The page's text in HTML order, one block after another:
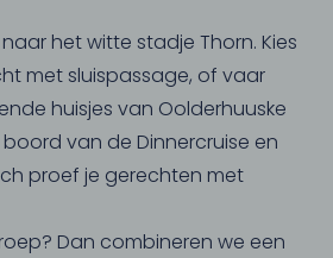
het witte stadje Thorn. Kies
met sluispassage, of vaar
huisjes van Oolderhuuske
van de Dinnercruise en
proef je gerechten met
Dan combineren we een